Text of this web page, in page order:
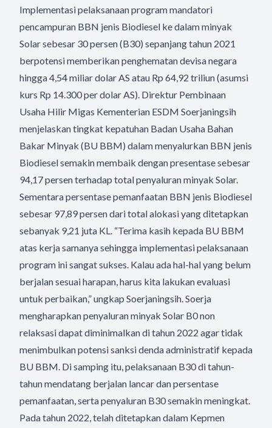
Implementasi pelaksanaan program mandatori
pencampuran BBN jenis Biodiesel ke dalam minyak
Solar sebesar 30 persen (B30) sepanjang tahun 2021
berpotensi memberikan penghematan devisa negara
hingga 4,54 miliar dolar AS atau Rp 64,92 triliun (asumsi
kurs Rp 14.300 per dolar AS). Direktur Pembinaan
Usaha Hilir Migas Kementerian ESDM Soerjaningsih
menjelaskan tingkat kepatuhan Badan Usaha Bahan
Bakar Minyak (BU BBM) dalam menyalurkan BBN jenis
Biodiesel semakin membaik dengan presentase sebesar
94,17 persen terhadap total penyaluran minyak Solar.
Sementara persentase pemanfaatan BBN jenis Biodiesel
sebesar 97,89 persen dari total alokasi yang ditetapkan
sebanyak 9,21 juta KL. “Terima kasih kepada BU BBM
atas kerja samanya sehingga implementasi pelaksanaan
program ini sangat sukses. Kalau ada hal-hal yang belum
berjalan sesuai harapan, harus kita lakukan evaluasi
untuk perbaikan,” ungkap Soerjaningsih. Soerja
mengharapkan penyaluran minyak Solar B0 non
relaksasi dapat diminimalkan di tahun 2022 agar tidak
menimbulkan potensi sanksi denda administratif kepada
BU BBM. Di samping itu, pelaksanaan B30 di tahun-
tahun mendatang berjalan lancar dan persentase
pemanfaatan, serta penyaluran B30 semakin meningkat.
Pada tahun 2022, telah ditetapkan dalam Kepmen